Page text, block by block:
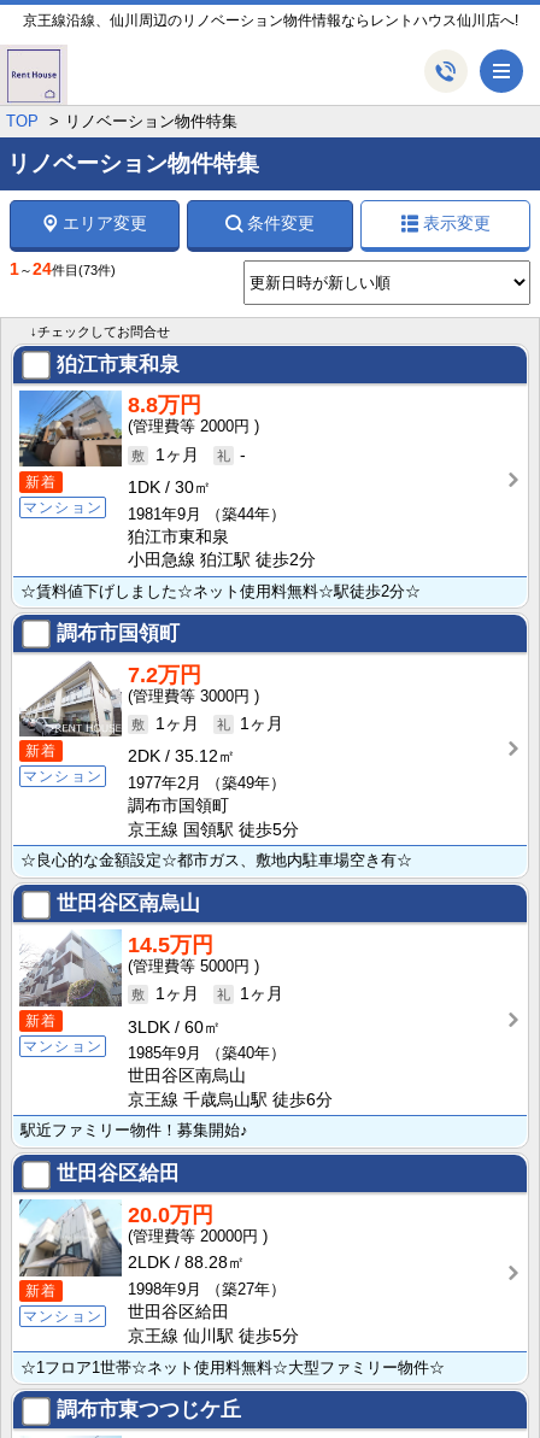
京王線沿線、仙川周辺のリノベーション物件情報ならレントハウス仙川店へ!
TOP リノベーション物件特集
リノベーション物件特集
エリア変更 条件変更 表示変更
1～24件目 (73件)
↓チェックしてお問合せ
狛江市東和泉
新着
マンション
8.8万円
2000円
1ヶ月
-
1DK
30㎡
1981年9月
（築44年）
狛江市東和泉
小田急線 狛江駅 徒歩2分
☆賃料値下げしました☆ネット使用料無料☆駅徒歩2分☆
調布市国領町
新着
マンション
7.2万円
3000円
1ヶ月
1ヶ月
2DK
35.12㎡
1977年2月
（築49年）
調布市国領町
京王線 国領駅 徒歩5分
☆良心的な金額設定☆都市ガス、敷地内駐車場空き有☆
世田谷区南烏山
新着
マンション
14.5万円
5000円
1ヶ月
1ヶ月
3LDK
60㎡
1985年9月
（築40年）
世田谷区南烏山
京王線 千歳烏山駅 徒歩6分
駅近ファミリー物件！募集開始♪
世田谷区給田
新着
マンション
20.0万円
20000円
2LDK
88.28㎡
1998年9月
（築27年）
世田谷区給田
京王線 仙川駅 徒歩5分
☆1フロア1世帯☆ネット使用料無料☆大型ファミリー物件☆
調布市東つつじケ丘